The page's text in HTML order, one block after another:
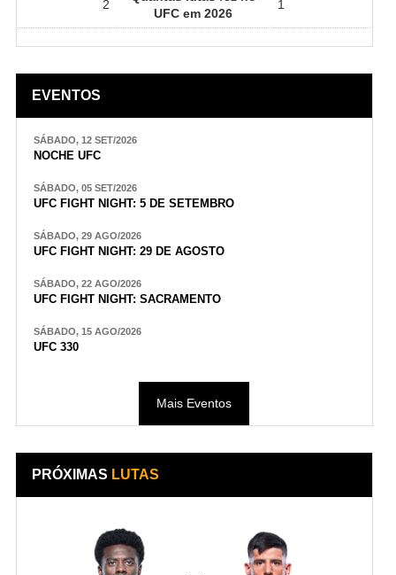
2
UFC em 2026
1
EVENTOS
SÁBADO, 12 SET/2026
NOCHE UFC
SÁBADO, 05 SET/2026
UFC FIGHT NIGHT: 5 DE SETEMBRO
SÁBADO, 29 AGO/2026
UFC FIGHT NIGHT: 29 DE AGOSTO
SÁBADO, 22 AGO/2026
UFC FIGHT NIGHT: SACRAMENTO
SÁBADO, 15 AGO/2026
UFC 330
Mais Eventos
PRÓXIMAS LUTAS